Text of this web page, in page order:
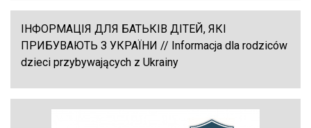
ІНФОРМАЦІЯ ДЛЯ БАТЬКІВ ДІТЕЙ, ЯКІ
ПРИБУВАЮТЬ З УКРАЇНИ // Informacja dla rodziców
dzieci przybywających z Ukrainy